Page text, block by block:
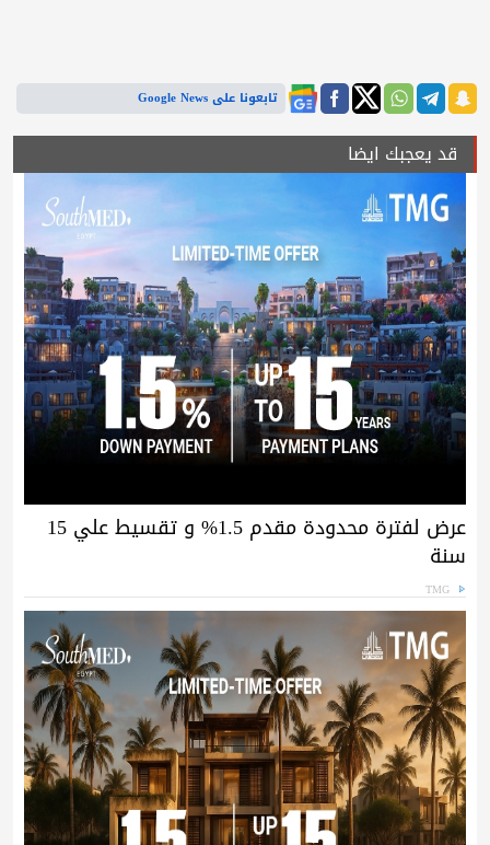
تابعونا على Google News
قد يعجبك ايضا
عرض لفترة محدودة مقدم 1.5% و تقسيط علي 15
سنة
TMG